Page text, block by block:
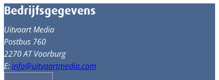
Bedrijfsgegevens
Uitvaart Media
Postbus 760
2270 AT Voorburg
E:info@uitvaartmedia.com